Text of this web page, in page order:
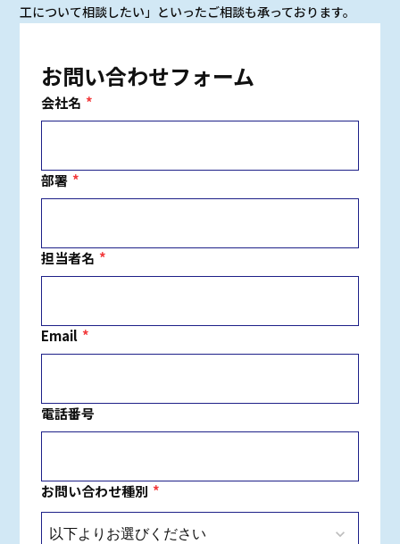
工について相談したい」といったご相談も承っております。
お問い合わせフォーム
会社名 *
部署 *
担当者名 *
Email *
電話番号
お問い合わせ種別 *
keyboard_arrow_down